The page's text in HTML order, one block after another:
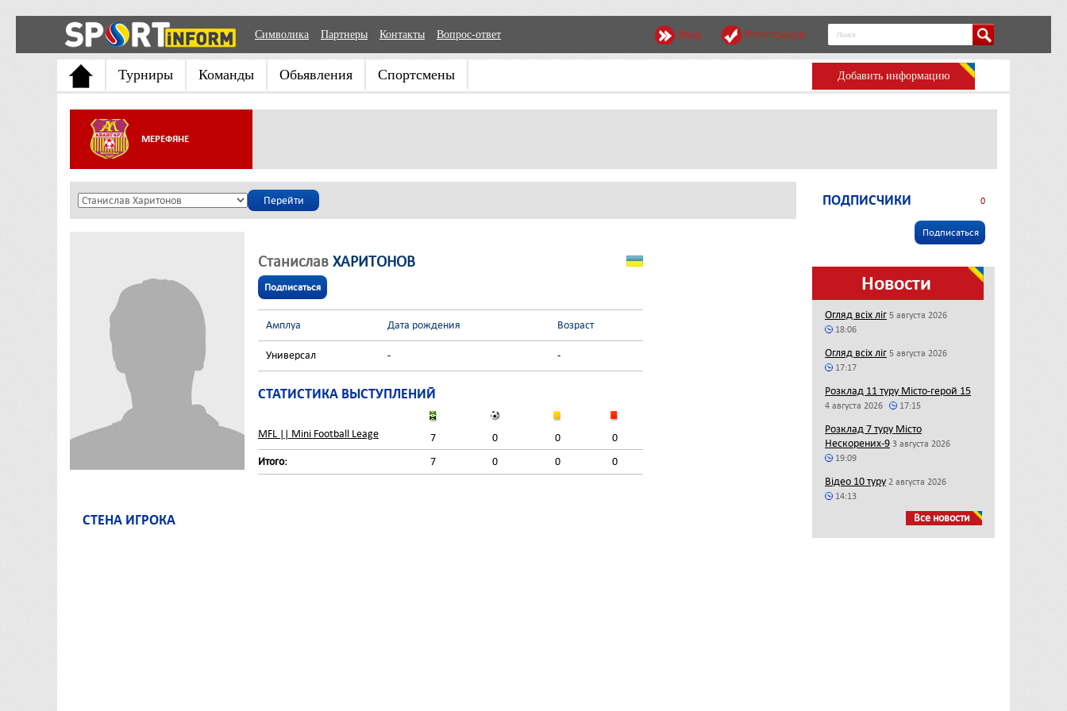
Символика Партнеры Контакты Вопрос-ответ Вход Регистрация
Турниры Команды Обьявления Спортсмены Добавить информацию
МЕРЕФЯНЕ
Станислав ХАРИТОНОВ
Подписаться
Амплуа Дата рождения Возраст
Универсал - -
СТАТИСТИКА ВЫСТУПЛЕНИЙ
MFL || Mini Football Leage 7 0 0
0
Итого:
7 0 0 0
СТЕНА ИГРОКА
ПОДПИСЧИКИ 0
Подписаться
Новости
Огляд всіх ліг 5 августа 2026
18:06
Огляд всіх ліг 5 августа 2026
17:17
Розклад 11 туру Місто-герой 15
4 августа 2026 17:15
Розклад 7 туру Місто
Нескорених-9 3 августа 2026
19:09
Відео 10 туру 2 августа 2026
14:13
Все новости